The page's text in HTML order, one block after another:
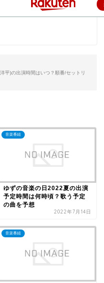
平)の出演時間はいつ？順番/セットリ
音楽番組
ゆずの音楽の日2022夏の出演
予定時間は何時頃？歌う予定
の曲を予想
2022年7月14日
音楽番組